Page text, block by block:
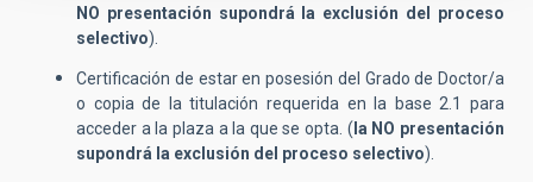
NO presentación supondrá la exclusión del proceso
selectivo).
Certificación de estar en posesión del Grado de Doctor/a
o copia de la titulación requerida en la base 2.1 para
acceder a la plaza a la que se opta. (la NO presentación
supondrá la exclusión del proceso selectivo).